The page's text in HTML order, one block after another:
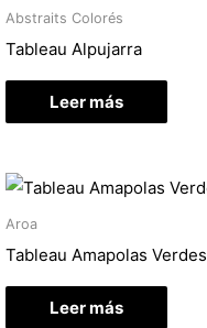
Abstraits Colorés
Tableau Alpujarra
Leer más
Aroa
Tableau Amapolas Verdes
Leer más